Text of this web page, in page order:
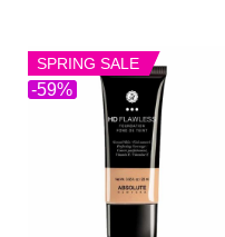
-59%
SPRING SALE